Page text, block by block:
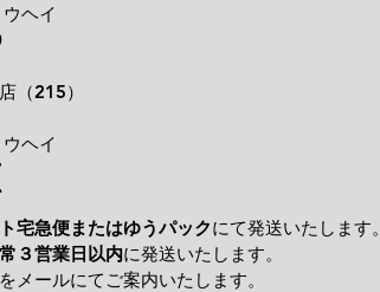
ヨウヘイ
（215）
ヘイ
宅急便またはゆうパックにて発送いたします。
３営業日以内に発送いたします。
メールにてご案内いたします。